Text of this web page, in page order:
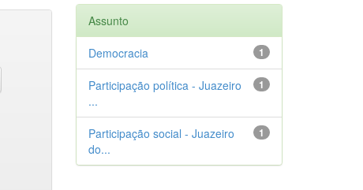
Assunto
1
Democracia
1
Participação política - Juazeiro
...
1
Participação social - Juazeiro
do...